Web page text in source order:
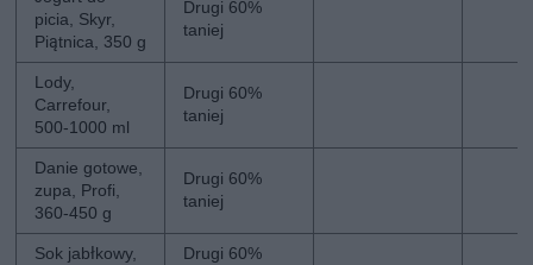
picia, Skyr,
Piątnica, 350 g
Drugi 60%
taniej
Lody,
Carrefour,
500-1000 ml
Drugi 60%
taniej
Danie gotowe,
zupa, Profi,
360-450 g
Drugi 60%
taniej
Sok jabłkowy,
Drugi 60%